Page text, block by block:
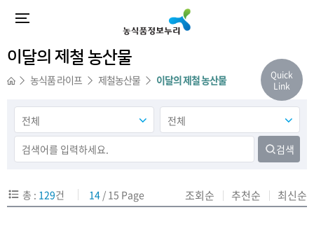
이달의 제철 농산물
농식품 라이프 제철농산물 이달의 제철 농산물
검색
총 : 129건 14 / 15 Page 조회순 추천순 최신순
Quick
Link